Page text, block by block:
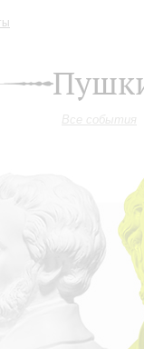
Все события